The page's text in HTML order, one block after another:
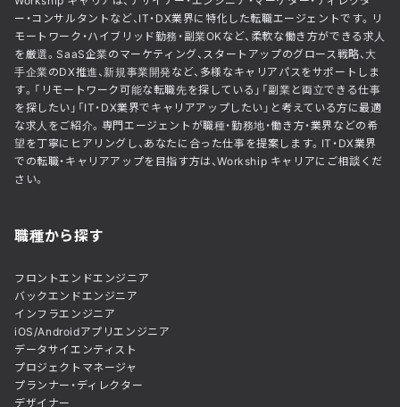
ー・コンサルタントなど、IT・DX業界に特化した転職エージェントです。リ
モートワーク・ハイブリッド勤務・副業OKなど、柔軟な働き方ができる求人
を厳選。SaaS企業のマーケティング、スタートアップのグロース戦略、大
手企業のDX推進、新規事業開発など、多様なキャリアパスをサポートしま
す。「リモートワーク可能な転職先を探している」「副業と両立できる仕事
を探したい」「IT・DX業界でキャリアアップしたい」と考えている方に最適
な求人をご紹介。専門エージェントが職種・勤務地・働き方・業界などの希
望を丁寧にヒアリングし、あなたに合った仕事を提案します。IT・DX業界
での転職・キャリアアップを目指す方は、Workship キャリアにご相談くだ
さい。
職種から探す
フロントエンドエンジニア
バックエンドエンジニア
インフラエンジニア
iOS/Androidアプリエンジニア
データサイエンティスト
プロジェクトマネージャ
プランナー・ディレクター
デザイナー